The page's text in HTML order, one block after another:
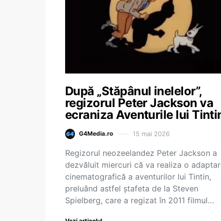
După „Stăpânul inelelor”,
regizorul Peter Jackson va
ecraniza Aventurile lui
G4Media.ro 15 mai 2026
Regizorul neozeelandez Peter Jackson a
dezvăluit miercuri că va realiza o
cinematografică a aventurilor lui Tintin,
preluând astfel ştafeta de la Steven
Spielberg, care a regizat în 2011 filmul…